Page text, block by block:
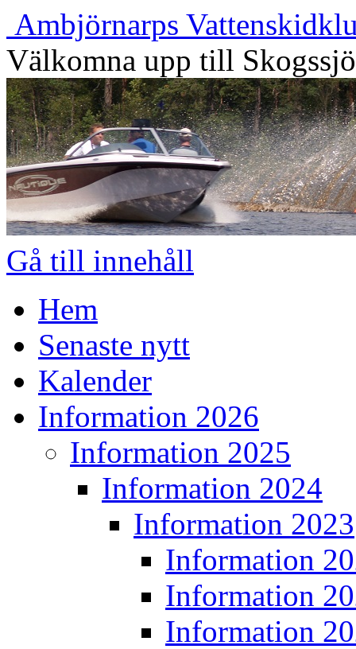
Ambjörnarps
Välkomna upp till
Gå till innehåll
Hem
Senaste nytt
Kalender
Information 2026
Information 2025
Information 2024
Information 2023
Information
Information
Information